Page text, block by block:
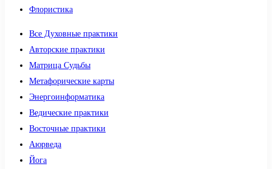
Флористика
Все Духовные практики
Авторские практики
Матрица Судьбы
Метафорические карты
Энергоинформатика
Ведические практики
Восточные практики
Аюрведа
Йога